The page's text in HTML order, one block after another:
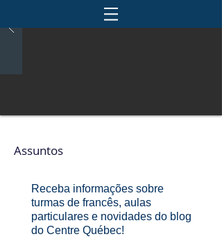
Assuntos
Receba informações sobre
turmas de francês, aulas
particulares e novidades do blog
do Centre Québec!